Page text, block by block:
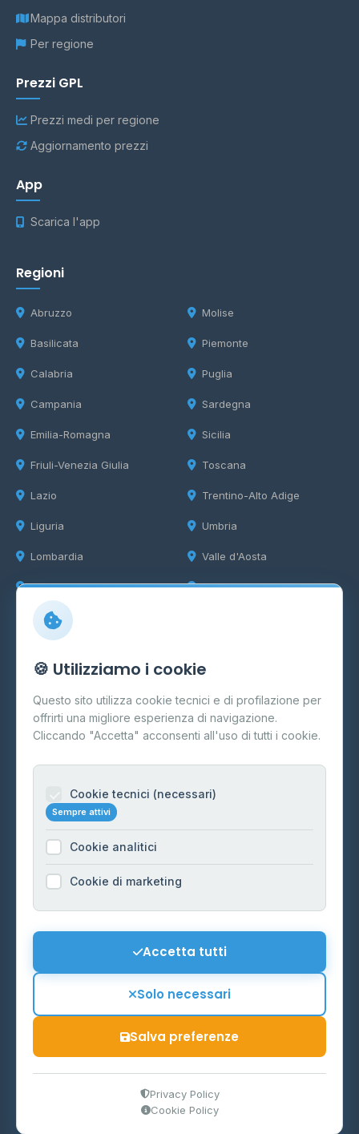
Mappa distributori
Per regione
Prezzi GPL
Prezzi medi per regione
Aggiornamento prezzi
App
Scarica l'app
Regioni
Abruzzo
Basilicata
Calabria
Campania
Emilia-Romagna
Friuli-Venezia Giulia
Lazio
Liguria
Lombardia
Marche
Molise
Piemonte
Puglia
Sardegna
Sicilia
Toscana
Trentino-Alto Adige
Umbria
Valle d'Aosta
Veneto
Info
Cos'è il GPL
FAQ
Contatti
Informazioni legali
Cookie Policy
Preferenze Cookie
Mappa del sito
P.IVA 03859300364
Ministero delle Imprese e del Made in Italy
🍪 Utilizziamo i cookie
Questo sito utilizza cookie tecnici e di profilazione per
offrirti una migliore esperienza di navigazione.
Cliccando "Accetta" acconsenti all'uso di tutti i cookie.
Cookie tecnici (necessari)
Sempre attivi
Cookie analitici
Cookie di marketing
Accetta tutti
Solo necessari
Salva preferenze
Privacy Policy
Cookie Policy